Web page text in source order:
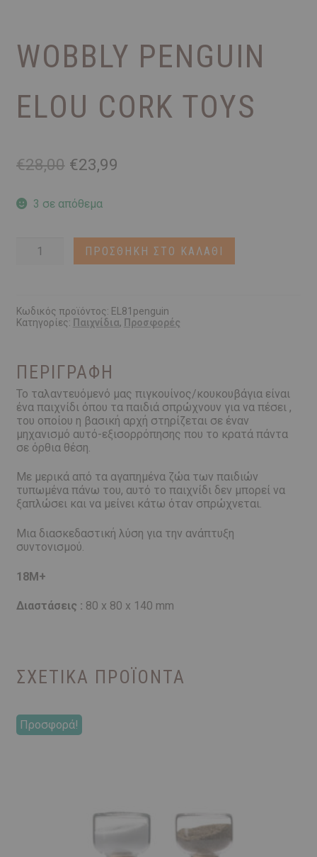
WOBBLY PENGUIN
ELOU CORK TOYS
€28,00 Original
was:
€23,99
€23,99.
3 σε απόθεμα
Wobbly
Penguin
Toys
ποσότητα
ΠΡΟΣΘΉΚΗ ΣΤΟ ΚΑΛΆΘΙ
Κωδικός προϊόντος: EL81penguin
Κατηγορίες: Παιχνίδια, Προσφορές
ΠΕΡΙΓΡΑΦΉ
Το ταλαντευόμενό μας πιγκουίνος/κουκουβάγια είναι
ένα παιχνίδι όπου τα παιδιά σπρώχνουν για να πέσει ,
του οποίου η βασική αρχή στηρίζεται σε έναν
μηχανισμό αυτό-εξισορρόπησης που το κρατά πάντα
σε όρθια θέση.
Με μερικά από τα αγαπημένα ζώα των παιδιών
τυπωμένα πάνω του, αυτό το παιχνίδι δεν μπορεί να
ξαπλώσει και να μείνει κάτω όταν σπρώχνεται.
Mια διασκεδαστική λύση για την ανάπτυξη
συντονισμού.
18Μ+
Διαστάσεις : 80 x 80 x 140 mm
ΣΧΕΤΙΚΆ ΠΡΟΪΌΝΤΑ
Προσφορά!